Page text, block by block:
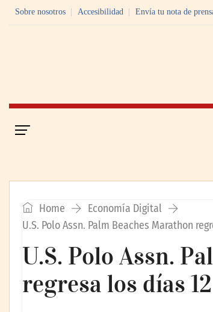
Sobre nosotros Accesibilidad Envía tu nota de
Home
Economía Digital
U.S. Polo Assn. Palm Beaches Marathon
U.S. Polo Assn.
regresa los días